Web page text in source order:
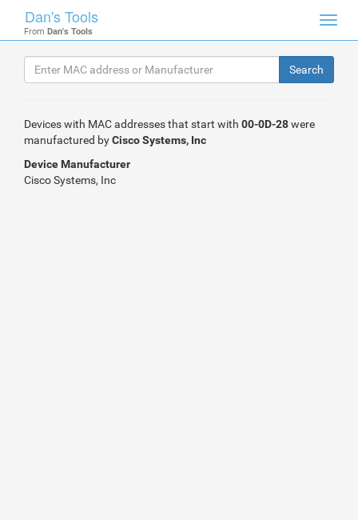
Dan's Tools
From Dan's Tools
Devices with MAC addresses that start with 00-0D-28were
manufactured byCisco Systems, Inc
Device Manufacturer
Cisco Systems, Inc